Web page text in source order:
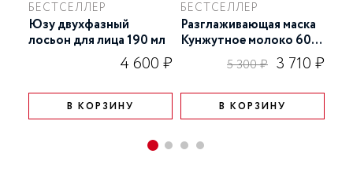
БЕСТСЕЛЛЕР
Юзу двухфазный
лосьон для лица 190 мл
4 600 ₽
В КОРЗИНУ
БЕСТСЕЛЛЕР
Разглаживающая маска
Кунжутное молоко 60
5 300 ₽ 3 710 ₽
В КОРЗИНУ